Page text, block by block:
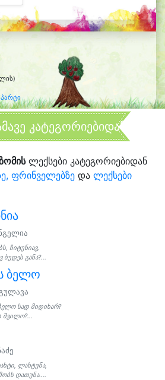
კატეგორიებიდან
ლექსები კატეგორიებიდან
ფრინველებზე და ლექსები
ჩიტუნიავ,
ბუდეს განა?...
ბელო
სად მიდიხარ?
შვილო?...
ლახტუნა,
დათუნა....